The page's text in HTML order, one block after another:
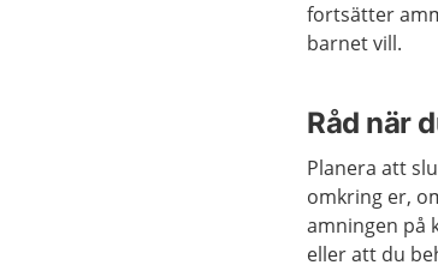
fortsätter
barnet vill.
Råd när
Planera att
omkring er,
amningen på
eller att du